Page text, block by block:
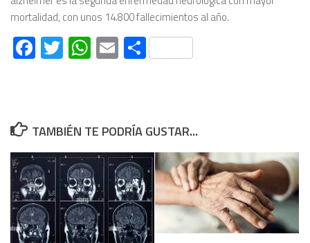
mortalidad, con unos 14.800 fallecimientos al año.
Facebook
Twitter
WhatsApp
EmailCompartir
TAMBIÉN TE PODRÍA GUSTAR...